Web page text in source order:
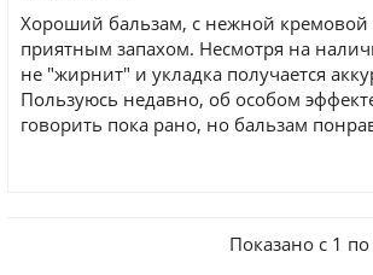
Хороший бальзам, с нежной кремовой
приятным запахом. Несмотря на
не "жирнит" и укладка получается
Пользуюсь недавно, об особом
говорить пока рано, но бальзам
Показано с 1